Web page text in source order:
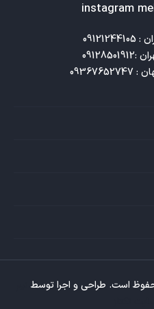
instagram
است. طراحی و اجرا توسط